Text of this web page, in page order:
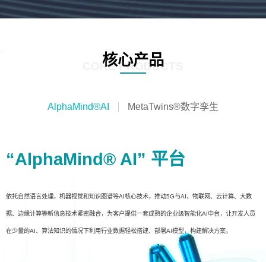
核心产品
CORE PRODUCTS
AlphaMind®AI MetaTwins®数字孪生
“AlphaMind® AI” 平台
依托自然语言处理，机器视觉和知识图谱等AI核心技术，推动5G与AI、物联网、云计算、大数
据、边缘计算等新信息技术紧密融合，为客户提供一套成熟的企业级智能化AI中台，让开发人员
在少量的AI、算法知识的情况下利用行业数据轻松搭建、部署AI模型，构建解决方案。